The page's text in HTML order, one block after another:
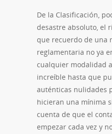
De la Clasificación,
desastre absoluto, el
que recuerdo de una
reglamentaria no ya
cualquier modalidad
increíble hasta que
auténticas nulidades
hicieran una mínima
cuenta de que el
empezar cada vez y